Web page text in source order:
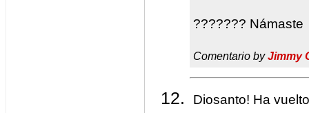
??????? Námaste
Comentario byJimmy
Diosanto! Ha